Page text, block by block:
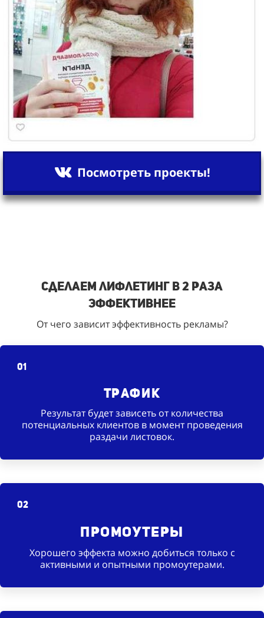
Посмотреть проекты!
Сделаем лифлетинг в 2 раза
эффективнее
От чего зависит эффективность рекламы?
01
Трафик
Результат будет зависеть от количества
потенциальных клиентов в момент проведения
раздачи листовок.
02
Промоутеры
Хорошего эффекта можно добиться только с
активными и опытными промоутерами.